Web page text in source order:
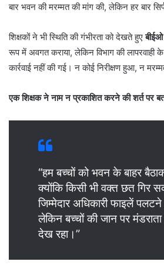
बार भवन की मरम्मत की मांग की, लेकिन हर बार
शिक्षकों ने भी स्थिति की गंभीरता को देखते हुए
रूप में अवगत कराया, लेकिन विभाग की
कार्रवाई नहीं की गई। न कोई निरीक्षण हुआ, न
एक शिक्षक ने नाम न प्रकाशित करने की शर्त पर
“हम बच्चों को भवन के बाहर
क्योंकि किसी भी वक्त छत गिर
जिम्मेदार अधिकारी फाइलें
लेकिन बच्चों की जान पर
देख रहा।”